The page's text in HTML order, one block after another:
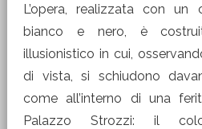
L’opera, realizzata con
bianco e nero, è
illusionistico in cui,
di vista, si schiudono
come all’interno di una
Palazzo Strozzi: il